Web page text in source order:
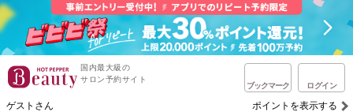
国内最大級の
サロン予約サイト
ブックマーク ログイン
ゲストさん ポイントを表示する